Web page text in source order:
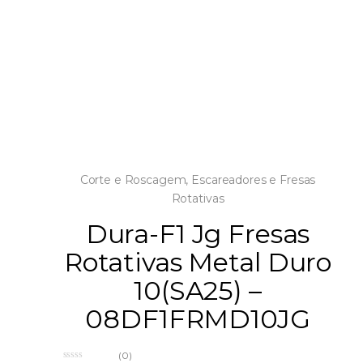
Corte e Roscagem, Escareadores e Fresas
Rotativas
Dura-F1 Jg Fresas
Rotativas Metal Duro
10(SA25) –
08DF1FRMD10JG
(0)